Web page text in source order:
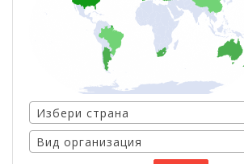
Избери страна
Вид организация